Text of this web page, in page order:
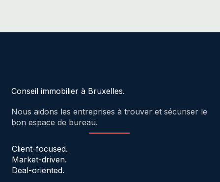
Conseil immobilier à Bruxelles.
Nous aidons les entreprises à trouver et sécuriser le
bon espace de bureau.
Client-focused.
Market-driven.
Deal-oriented.